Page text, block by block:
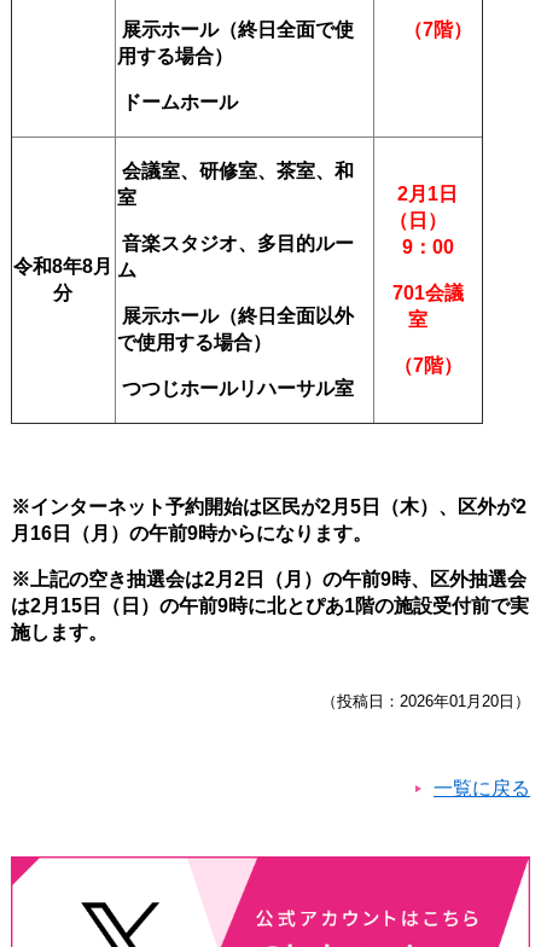
展示ホール（終日全面で使
用する場合）
ドームホール
（7階）
令和8年8月
分
会議室、研修室、茶室、和
室
音楽スタジオ、多目的ルー
ム
展示ホール（終日全面以外
で使用する場合）
つつじホールリハーサル室
2月1日
（日）
9：00
701会議
室
（7階）
※インターネット予約開始は区民が2月5日（木）、区外が2
月16日（月）の午前9時からになります。
※上記の空き抽選会は2月2日（月 ）の午前9時、区外抽選会
は2月15日（日）の午前9時に北とぴあ1階の施設受付前で実
施します。
（投稿日：2026年01月20日）
一覧に戻る